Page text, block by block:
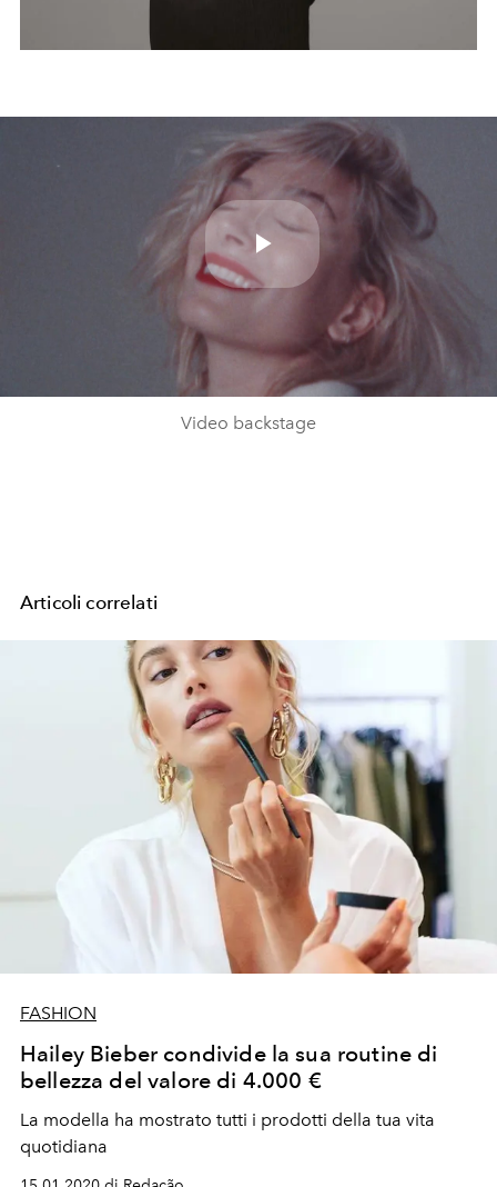
Play
Video
Video backstage
Articoli correlati
FASHION
Hailey Bieber condivide la sua routine di
bellezza del valore di 4.000 €
La modella ha mostrato tutti i prodotti della tua vita
quotidiana